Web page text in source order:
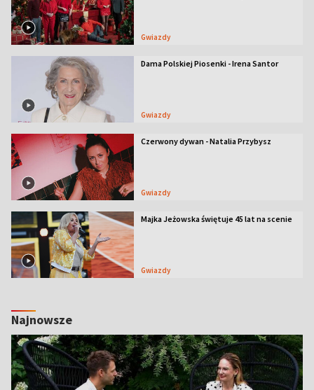
Gwiazdy
Dama Polskiej Piosenki - Irena Santor
Gwiazdy
Czerwony dywan - Natalia Przybysz
Gwiazdy
Majka Jeżowska świętuje 45 lat na scenie
Gwiazdy
Najnowsze